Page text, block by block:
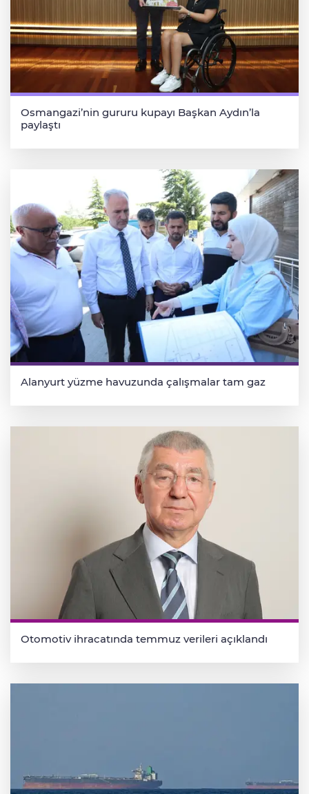
Osmangazi’nin gururu kupayı Başkan Aydın’la
paylaştı
Alanyurt yüzme havuzunda çalışmalar tam gaz
Otomotiv ihracatında temmuz verileri açıklandı